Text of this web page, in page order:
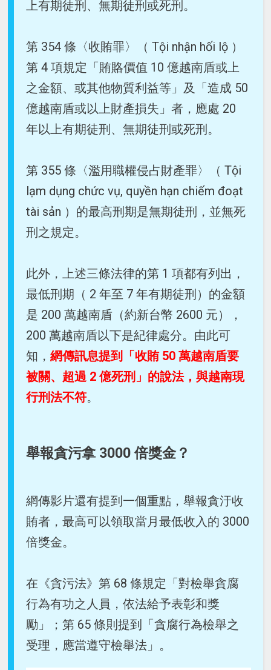
上有期徒刑、無期徒刑或死刑。
第 354 條〈收賄罪〉（ Tội nhận hối lộ ）
第 4 項規定「賄賂價值 10 億越南盾或上
之金額、或其他物質利益等」及「造成 50
億越南盾或以上財產損失」者，應處 20
年以上有期徒刑、無期徒刑或死刑。
第 355 條〈濫用職權侵占財產罪〉（ Tội
lạm dụng chức vụ, quyền hạn chiếm đoạt
tài sản ）的最高刑期是無期徒刑，並無死
刑之規定。
此外，上述三條法律的第 1 項都有列出，
最低刑期（ 2 年至 7 年有期徒刑）的金額
是 200 萬越南盾（約新台幣 2600 元），
200 萬越南盾以下是紀律處分。由此可
知，網傳訊息提到「收賄 50 萬越南盾要
被關、超過 2 億死刑」的說法，與越南現
行刑法不符。
舉報貪污拿 3000 倍獎金？
網傳影片還有提到一個重點，舉報貪汙收
賄者，最高可以領取當月最低收入的 3000
倍獎金。
在《貪污法》第 68 條規定「對檢舉貪腐
行為有功之人員，依法給予表彰和獎
勵」；第 65 條則提到「貪腐行為檢舉之
受理，應當遵守檢舉法」。